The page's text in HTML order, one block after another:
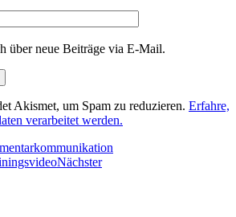
über neue Beiträge via E-Mail.
Akismet, um Spam zu reduzieren. Erfahre,
verarbeitet werden.
Nächster